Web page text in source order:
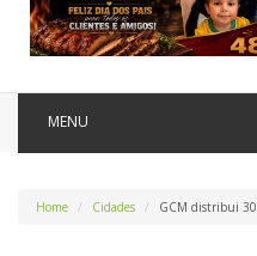
MENU
Home Cidades GCM distribui